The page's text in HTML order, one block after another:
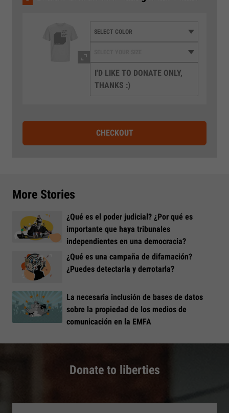
I'D LIKE TO DONATE ONLY,
THANKS :)
CHECKOUT
More Stories
¿Qué es el poder judicial? ¿Por qué es
importante que haya tribunales
independientes en una democracia?
¿Qué es una campaña de difamación?
¿Puedes detectarla y derrotarla?
La necesaria inclusión de bases de datos
sobre la propiedad de los medios de
comunicación en la EMFA
Donate to liberties